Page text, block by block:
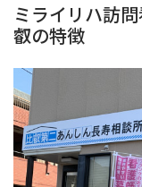
ミライリハ訪
叡の特徴